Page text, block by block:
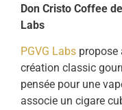
Don Cristo Coffee
Labs
PGVG Labs propose
création classic
pensée pour une
associe un cigare